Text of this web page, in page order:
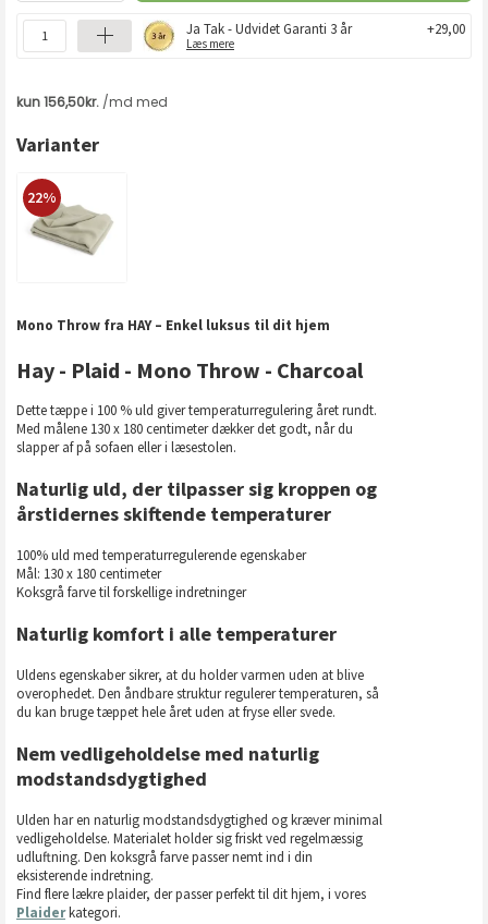
Ja Tak - Udvidet Garanti 3 år
Læs mere
+29,00
Varianter
22%
Mono Throw fra HAY – Enkel luksus til dit hjem
Hay - Plaid - Mono Throw - Charcoal
Dette tæppe i 100 % uld giver temperaturregulering året rundt.
Med målene 130 x 180 centimeter dækker det godt, når du
slapper af på sofaen eller i læsestolen.
Naturlig uld, der tilpasser sig kroppen og
årstidernes skiftende temperaturer
100% uld med temperaturregulerende egenskaber
Mål: 130 x 180 centimeter
Koksgrå farve til forskellige indretninger
Naturlig komfort i alle temperaturer
Uldens egenskaber sikrer, at du holder varmen uden at blive
overophedet. Den åndbare struktur regulerer temperaturen, så
du kan bruge tæppet hele året uden at fryse eller svede.
Nem vedligeholdelse med naturlig
modstandsdygtighed
Ulden har en naturlig modstandsdygtighed og kræver minimal
vedligeholdelse. Materialet holder sig friskt ved regelmæssig
udluftning. Den koksgrå farve passer nemt ind i din
eksisterende indretning.
Find flere lækre plaider, der passer perfekt til dit hjem, i vores
Plaiderkategori.